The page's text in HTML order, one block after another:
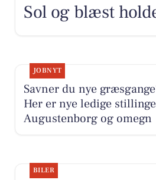
Sol og blæst
JOBNYT
Savner du nye
Her er nye ledige
Augustenborg og omegn
BILER